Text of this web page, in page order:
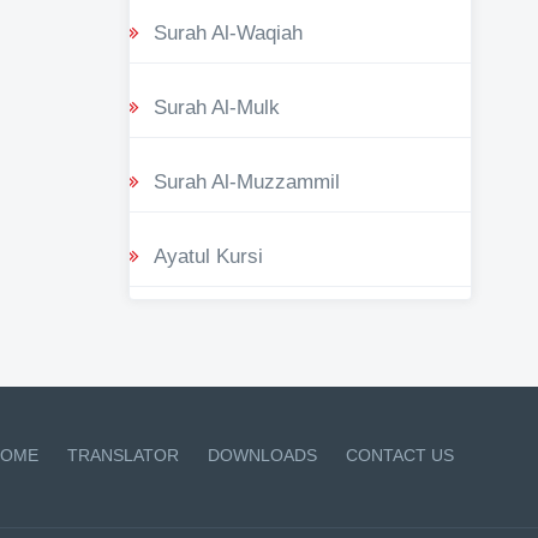
Surah Al-Waqiah
Surah Al-Mulk
Surah Al-Muzzammil
Ayatul Kursi
TRANSLATOR DOWNLOADS CONTACT US